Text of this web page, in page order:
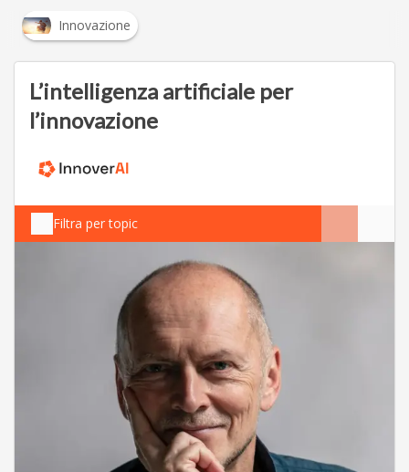
Innovazione
L’intelligenza artificiale per
l’innovazione
Filtra per topic